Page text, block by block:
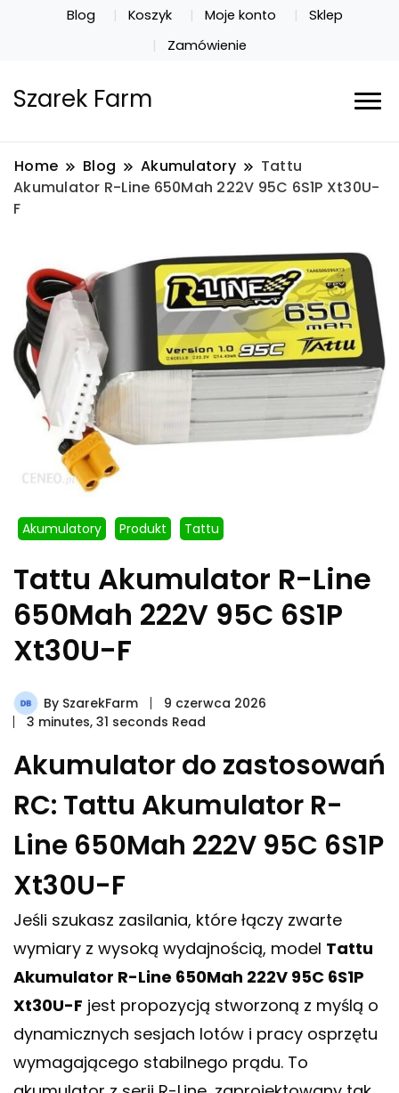
Blog Koszyk Moje konto
Sklep
Zamówienie
Szarek Farm
Home Blog Akumulatory
Tattu
Akumulator R-Line 650Mah 222V 95C 6S1P Xt30U-
F
Akumulatory Produkt Tattu
Tattu Akumulator R-Line
650Mah 222V 95C 6S1P
Xt30U-F
By SzarekFarm
9 czerwca 2026
3 minutes, 31 seconds Read
Akumulator do zastosowań
RC: Tattu Akumulator R-
Line 650Mah 222V 95C 6S1P
Xt30U-F
Jeśli szukasz zasilania, które łączy zwarte
wymiary z wysoką wydajnością, model Tattu
Akumulator R-Line 650Mah 222V 95C 6S1P
Xt30U-F jest propozycją stworzoną z myślą o
dynamicznych sesjach lotów i pracy osprzętu
wymagającego stabilnego prądu. To